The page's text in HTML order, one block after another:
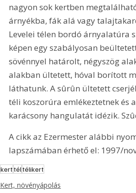
nagyon sok kertben
árnyékba, fák alá vagy
Levelei télen bordó árnyalatúra
képen egy szabályosan
sövénnyel határolt, négyszög
alakban ültetett, hóval borított
láthatunk. A sûrûn ültetett
téli koszorúra emlékeztetnek és
karácsony hangulatát idézik.
A cikk az Ezermester alábbi
lapszámában érhető el: 1997/
kerttéltélikert
Kert, növényápolás